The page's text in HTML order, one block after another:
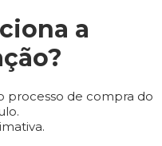
a
processo de compra do